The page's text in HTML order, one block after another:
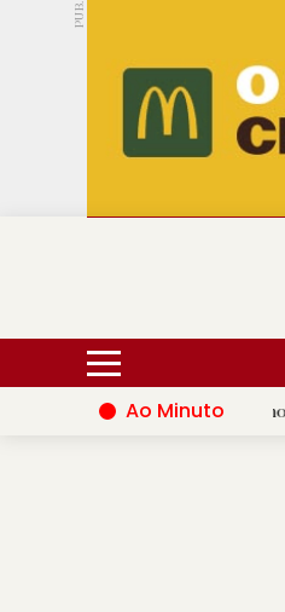
PUB.
Hoje 18ºC 29ºC
Ao Minuto
do mundo da moda D.